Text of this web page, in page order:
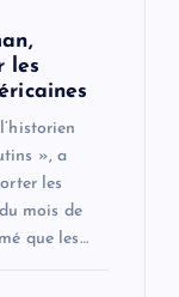
les
», a
les
mois de
que les…